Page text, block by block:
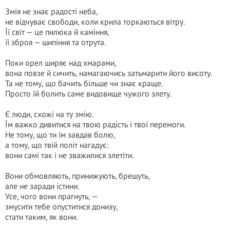
Змія не знає радості неба,
не відчуває свободи, коли крила торкаються вітру.
Її світ — це пилюка й каміння,
її зброя — шипіння та отрута.
Поки орел ширяє над хмарами,
вона повзе й сичить, намагаючись затьмарити його висоту.
Та не тому, що бачить більше чи знає краще.
Просто їй болить саме видовище чужого злету.
Є люди, схожі на ту змію.
Їм важко дивитися на твою радість і твої перемоги.
Не тому, що ти їм завдав болю,
а тому, що твій політ нагадує:
вони самі так і не зважилися злетіти.
Вони обмовляють, принижують, брешуть,
але не заради істини.
Усе, чого вони прагнуть, —
змусити тебе опуститися донизу,
стати таким, як вони.